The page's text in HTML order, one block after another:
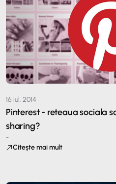
16 iul. 2014
Pinterest - reteaua sociala
sharing?
-
Citește mai mult